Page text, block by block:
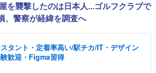
を襲撃したのは日本人...ゴルフクラブで
、警察が経緯を調査へ
タント・定着率高い/駅チカ/IT・デザイン
歓迎・Figma習得